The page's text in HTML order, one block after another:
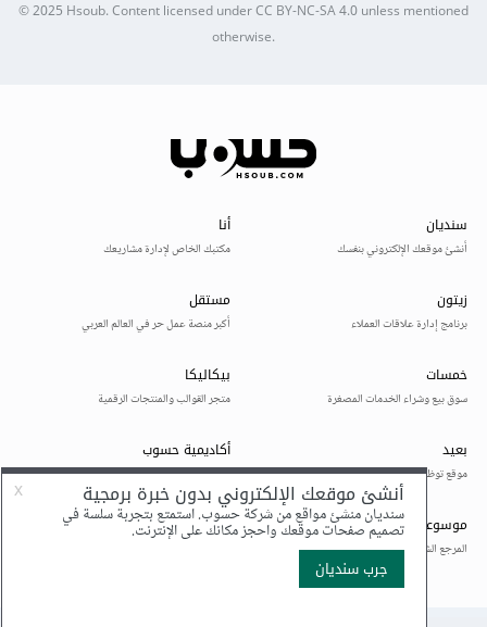
© 2025Hsoub.Content licensed underCC BY-NC-SA 4.0unless mentioned
otherwise.